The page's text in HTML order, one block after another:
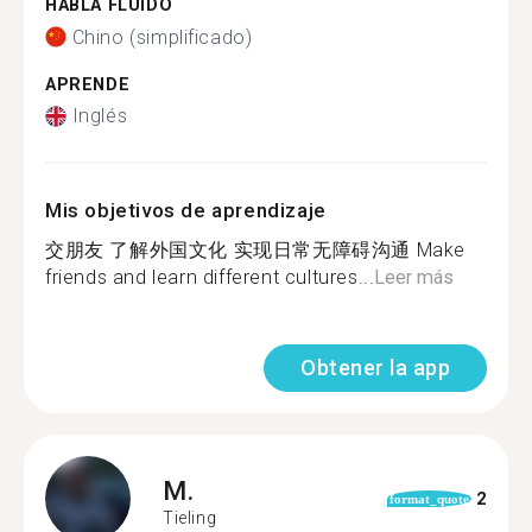
HABLA FLUIDO
Chino (simplificado)
APRENDE
Inglés
Mis objetivos de aprendizaje
交朋友 了解外国文化 实现日常无障碍沟通 Make
friends and learn different cultures...Leer más
Obtener la app
M.
Tieling
format_quote 2